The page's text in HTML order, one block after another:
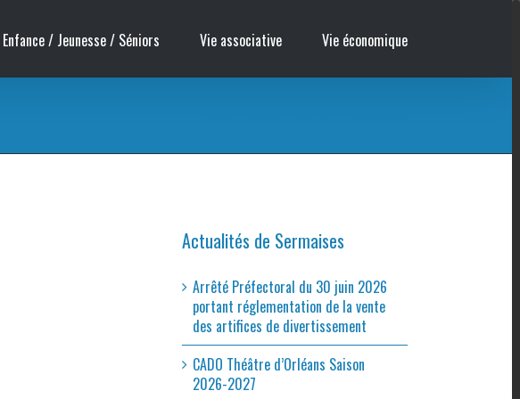
Enfance / Jeunesse / Séniors Vie associative Vie économique
Actualités de Sermaises
Arrêté Préfectoral du 30 juin 2026
portant réglementation de la vente
des artifices de divertissement
CADO Théâtre d’Orléans Saison
2026-2027